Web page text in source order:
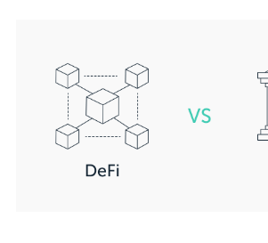
Edições Limitadas
Ver todos os produtos
Ledger